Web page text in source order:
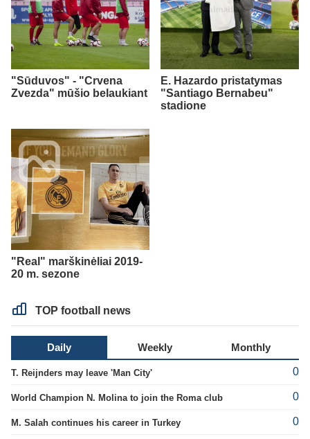
"Sūduvos" - "Crvena
Zvezda" mūšio belaukiant
E. Hazardo pristatymas
"Santiago Bernabeu"
stadione
"Real" marškinėliai 2019-
20 m. sezone
TOP football news
Daily Weekly Monthly
T. Reijnders may leave 'Man City' 0
World Champion N. Molina to join the Roma club 0
M. Salah continues his career in Turkey 0